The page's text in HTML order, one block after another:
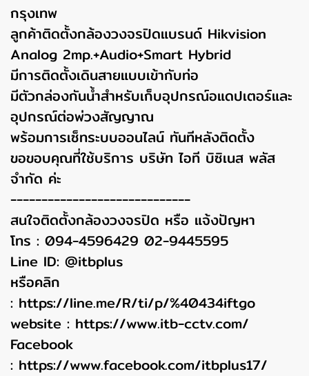
กรุงเทพ
ลูกค้าติดตั้งกล้องวงจรปิดแบรนด์ Hikvision
Analog 2mp.+Audio+Smart Hybrid
มีการติดตั้งเดินสายแบบเข้ากับท่อ
มีตัวกล่องกันน้ำสำหรับเก็บอุปกรณ์อแดปเตอร์และ
อุปกรณ์ต่อพ่วงสัญญาณ
พร้อมการเซ็ทระบบออนไลน์ ทันทีหลังติดตั้ง
ขอขอบคุณที่ใช้บริการ บริษัท ไอที บิซิเนส พลัส
จำกัด ค่ะ
-----------------------------
สนใจติดตั้งกล้องวงจรปิด หรือ แจ้งปัญหา
โทร : 094-4596429 02-9445595
Line ID: @itbplus
หรือคลิก
: https://line.me/R/ti/p/%40434iftgo
website : https://www.itb-cctv.com/
Facebook
: https://www.facebook.com/itbplus17/